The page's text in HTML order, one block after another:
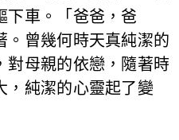
下車。「爸爸，爸
。曾幾何時天真純潔的
對母親的依戀，隨著時
，純潔的心靈起了變